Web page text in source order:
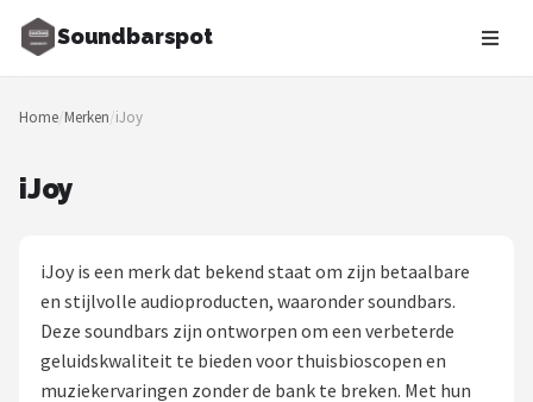
Soundbarspot
Zoeken
NAVIGATIE
Blog
Muziekstijlen
Home/Merken/iJoy
iJoy
iJoy is een merk dat bekend staat om zijn betaalbare
en stijlvolle audioproducten, waaronder soundbars.
Deze soundbars zijn ontworpen om een verbeterde
geluidskwaliteit te bieden voor thuisbioscopen en
muziekervaringen zonder de bank te breken. Met hun